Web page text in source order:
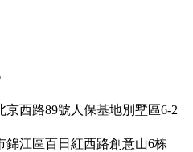
西路89號人保基地別墅區6-2
錦江區百日紅西路創意山6栋